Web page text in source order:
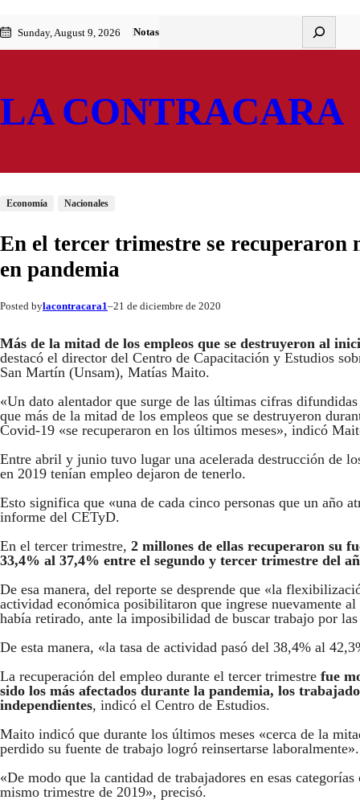
al
contenido
to
content
Sunday, August 9, 2026 Notas
LA CONTRACARA
Economía Nacionales
En el tercer trimestre se recuperaron
en pandemia
Posted bylacontracara1–21 de diciembre de 2020
Más de la mitad de los empleos que se destruyeron al
destacó el director del Centro de Capacitación y Estudios
San Martín (Unsam), Matías Maito.
«Un dato alentador que surge de las últimas cifras
que más de la mitad de los empleos que se destruyeron
Covid-19 «se recuperaron en los últimos meses», indicó
Entre abril y junio tuvo lugar una acelerada destrucción de
en 2019 tenían empleo dejaron de tenerlo.
Esto significa que «una de cada cinco personas que un año
informe del CETyD.
En el tercer trimestre, 2 millones de ellas recuperaron su
33,4% al 37,4% entre el segundo y tercer trimestre del
De esa manera, del reporte se desprende que «la
actividad económica posibilitaron que ingrese nuevamente
había retirado, ante la imposibilidad de buscar trabajo por
De esta manera, «la tasa de actividad pasó del 38,4% al
La recuperación del empleo durante el tercer trimestre fue
sido los más afectados durante la pandemia, los
independientes, indicó el Centro de Estudios.
Maito indicó que durante los últimos meses «cerca de la
perdido su fuente de trabajo logró reinsertarse laboralmente».
«De modo que la cantidad de trabajadores en esas
mismo trimestre de 2019», precisó.